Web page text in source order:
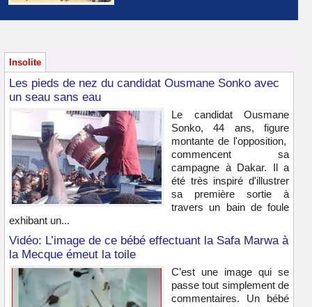
Insolite
Les pieds de nez du candidat Ousmane Sonko avec
un seau sans eau
Le candidat Ousmane
Sonko, 44 ans, figure
montante de l'opposition,
commencent sa
campagne à Dakar. Il a
été très inspiré d'illustrer
sa première sortie à
travers un bain de foule
exhibant un...
Vidéo: L’image de ce bébé effectuant la Safa Marwa à
la Mecque émeut la toile
C’est une image qui se
passe tout simplement de
commentaires. Un bébé